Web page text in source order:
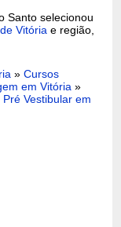
Santo selecionou
Vitória e região,
»Cursos
em Vitória »
Pré Vestibular em